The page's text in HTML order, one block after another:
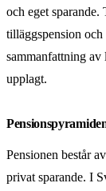
och eget
tilläggspension
sammanfattning
upplagt.
Pensionen består
privat sparande. I